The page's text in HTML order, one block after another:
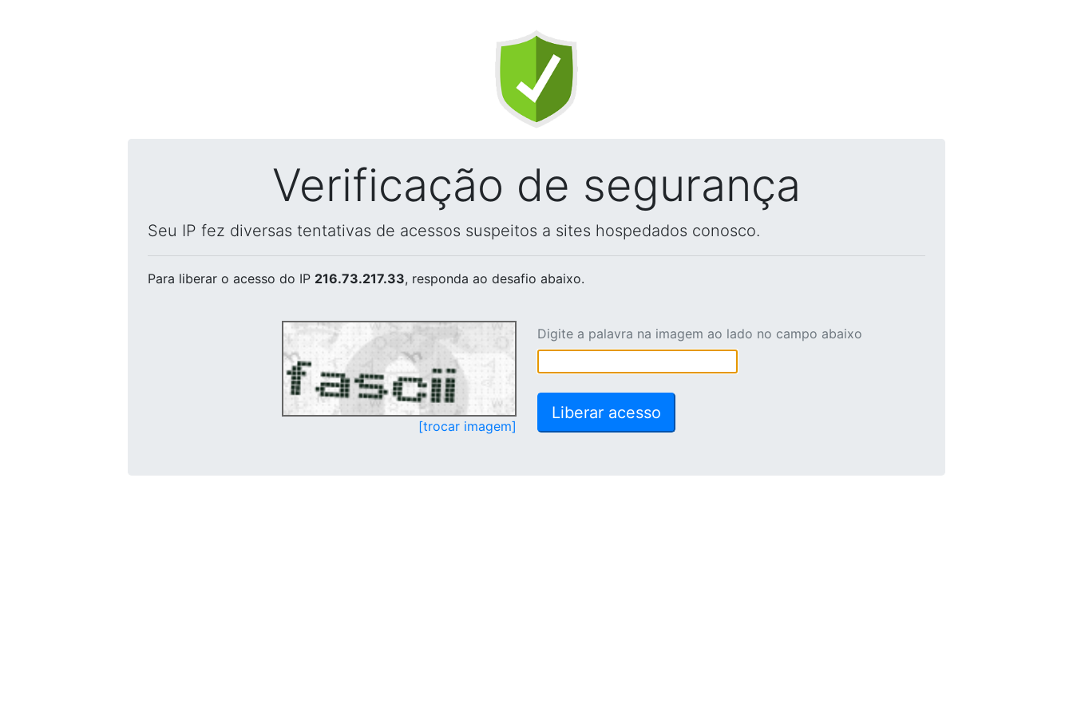
Verificação de segurança
Seu IP fez diversas tentativas de acessos suspeitos a sites hospedados conosco.
Para liberar o acesso do IP 216.73.217.33, responda ao desafio abaixo.
[trocar imagem]
Digite a palavra na imagem ao lado no campo abaixo